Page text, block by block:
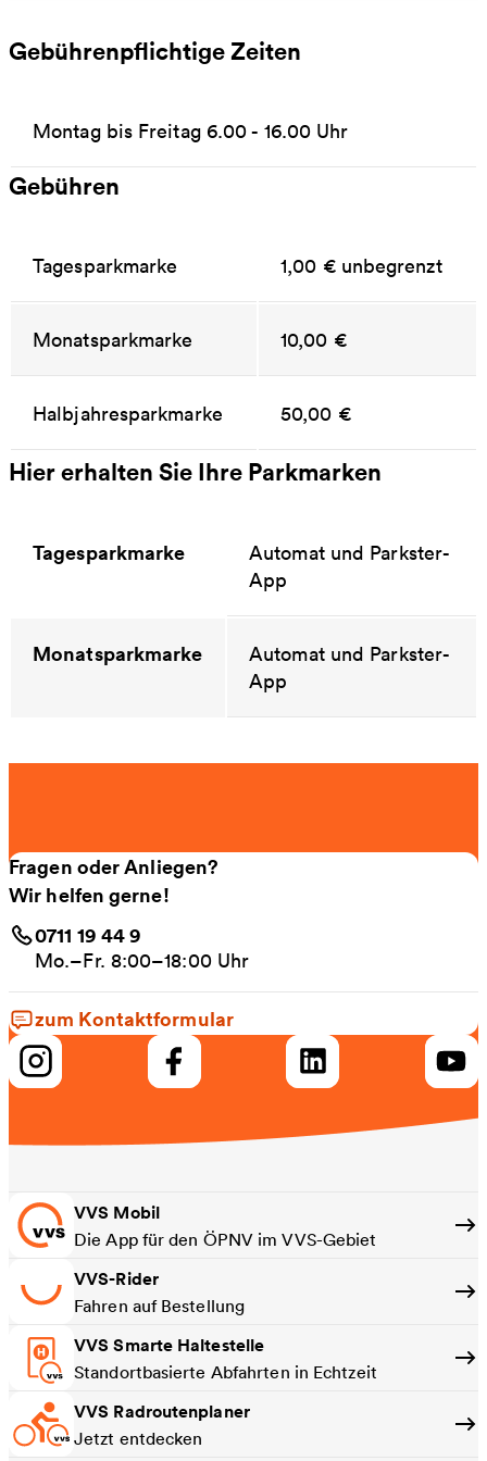
Gebührenpflichtige Zeiten
Montag bis Freitag 6.00 - 16.00 Uhr
Gebühren
Tagesparkmarke 1,00 € unbegrenzt
Monatsparkmarke 10,00 €
Halbjahresparkmarke 50,00 €
Hier erhalten Sie Ihre Parkmarken
Tagesparkmarke
Automat und Parkster-
App
Monatsparkmarke
Automat und Parkster-
App
Fragen oder Anliegen?
Wir helfen gerne!
0711 19 44 9
Mo.–Fr. 8:00–18:00 Uhr
zum Kontaktformular
VVS Mobil
Die App für den ÖPNV im VVS-Gebiet
VVS-Rider
Fahren auf Bestellung
VVS Smarte Haltestelle
Standortbasierte Abfahrten in Echtzeit
VVS Radroutenplaner
Jetzt entdecken